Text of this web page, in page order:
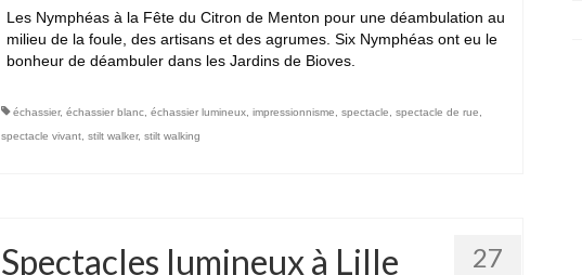
Les Nymphéas à la Fête du Citron de Menton pour une déambulation au
milieu de la foule, des artisans et des agrumes. Six Nymphéas ont eu le
bonheur de déambuler dans les Jardins de Bioves.
échassier, échassier blanc, échassier lumineux, impressionnisme spectacle spectacle de rue
spectacle vivant, stilt walker, stilt walking
27
Spectacles lumineux à Lille